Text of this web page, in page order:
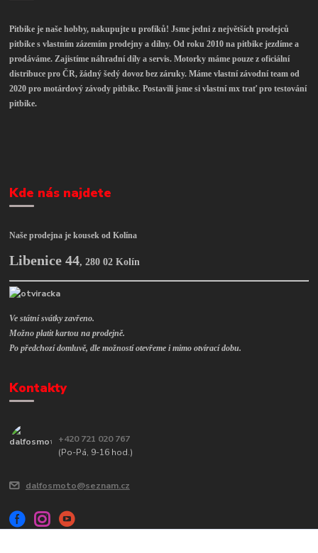
Pitbike je naše hobby, nakupujte u profíků! Jsme jedni z největších prodejců
pitbike s vlastním zázemím prodejny a dílny. Od roku 2010 na pitbike jezdíme a
prodáváme. Zajistíme náhradní díly a servis. Motorky máme pouze z oficiální
distribuce pro ČR, žádný šedý dovoz bez záruky. Máme vlastní závodní team od
2020 pro motárdový závody pitbike. Postavili jsme si vlastní mx trať pro testování
pitbike.
Kde nás najdete
Naše prodejna je kousek od Kolína
Libenice 44,280 02 Kolín
Ve státní svátky zavřeno.
Možno platit kartou na prodejně.
Po předchozí domluvě, dle možností otevřeme i mimo otvírací dobu.
Kontakty
+420 721 020 767
(Po-Pá, 9-16 hod.)
dalfosmoto@seznam.cz